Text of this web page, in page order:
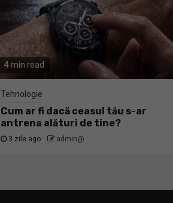
4 min read
Tehnologie
Cum ar fi dacă ceasul tău s-ar
antrena alături de tine?
3 zile ago admin@